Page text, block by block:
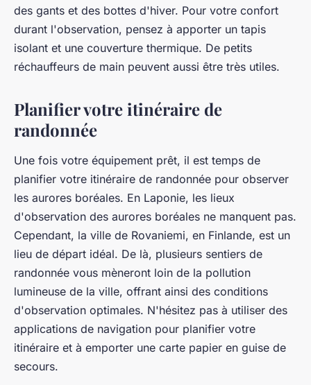
des gants et des bottes d'hiver. Pour votre confort
durant l'observation, pensez à apporter un tapis
isolant et une couverture thermique. De petits
réchauffeurs de main peuvent aussi être très utiles.
Planifier votre itinéraire de
randonnée
Une fois votre équipement prêt, il est temps de
planifier votre itinéraire de randonnée pour observer
les aurores boréales. En Laponie, les lieux
d'observation des aurores boréales ne manquent pas.
Cependant, la ville de Rovaniemi, en Finlande, est un
lieu de départ idéal. De là, plusieurs sentiers de
randonnée vous mèneront loin de la pollution
lumineuse de la ville, offrant ainsi des conditions
d'observation optimales. N'hésitez pas à utiliser des
applications de navigation pour planifier votre
itinéraire et à emporter une carte papier en guise de
secours.